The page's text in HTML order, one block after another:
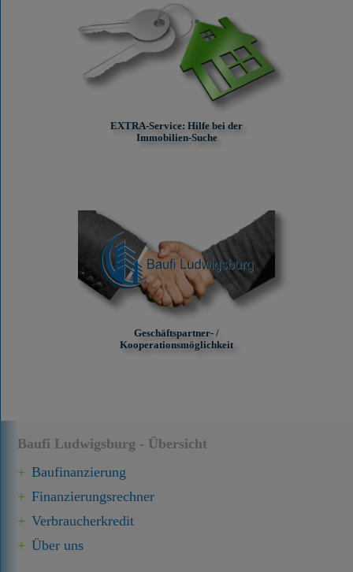
Baufi Ludwigsburg - Übersicht
Baufinanzierung
Finanzierungsrechner
Verbraucherkredit
Über uns
EXTRA-Service: Hilfe bei der
Immobilien-Suche
Geschäftspartner- /
Kooperationsmöglichkeit